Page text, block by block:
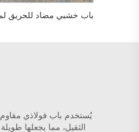
يُستخدم باب فولاذي مقاوم